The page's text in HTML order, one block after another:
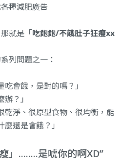
種減肥廣告
就是 「吃飽飽/不餓肚子狂瘦xx
列問題之一：
吃會餓，是對的嗎？」
辦？」
乾淨、很原型食物、很均衡，能
還是會餓？」
」........是唬你的啊XD